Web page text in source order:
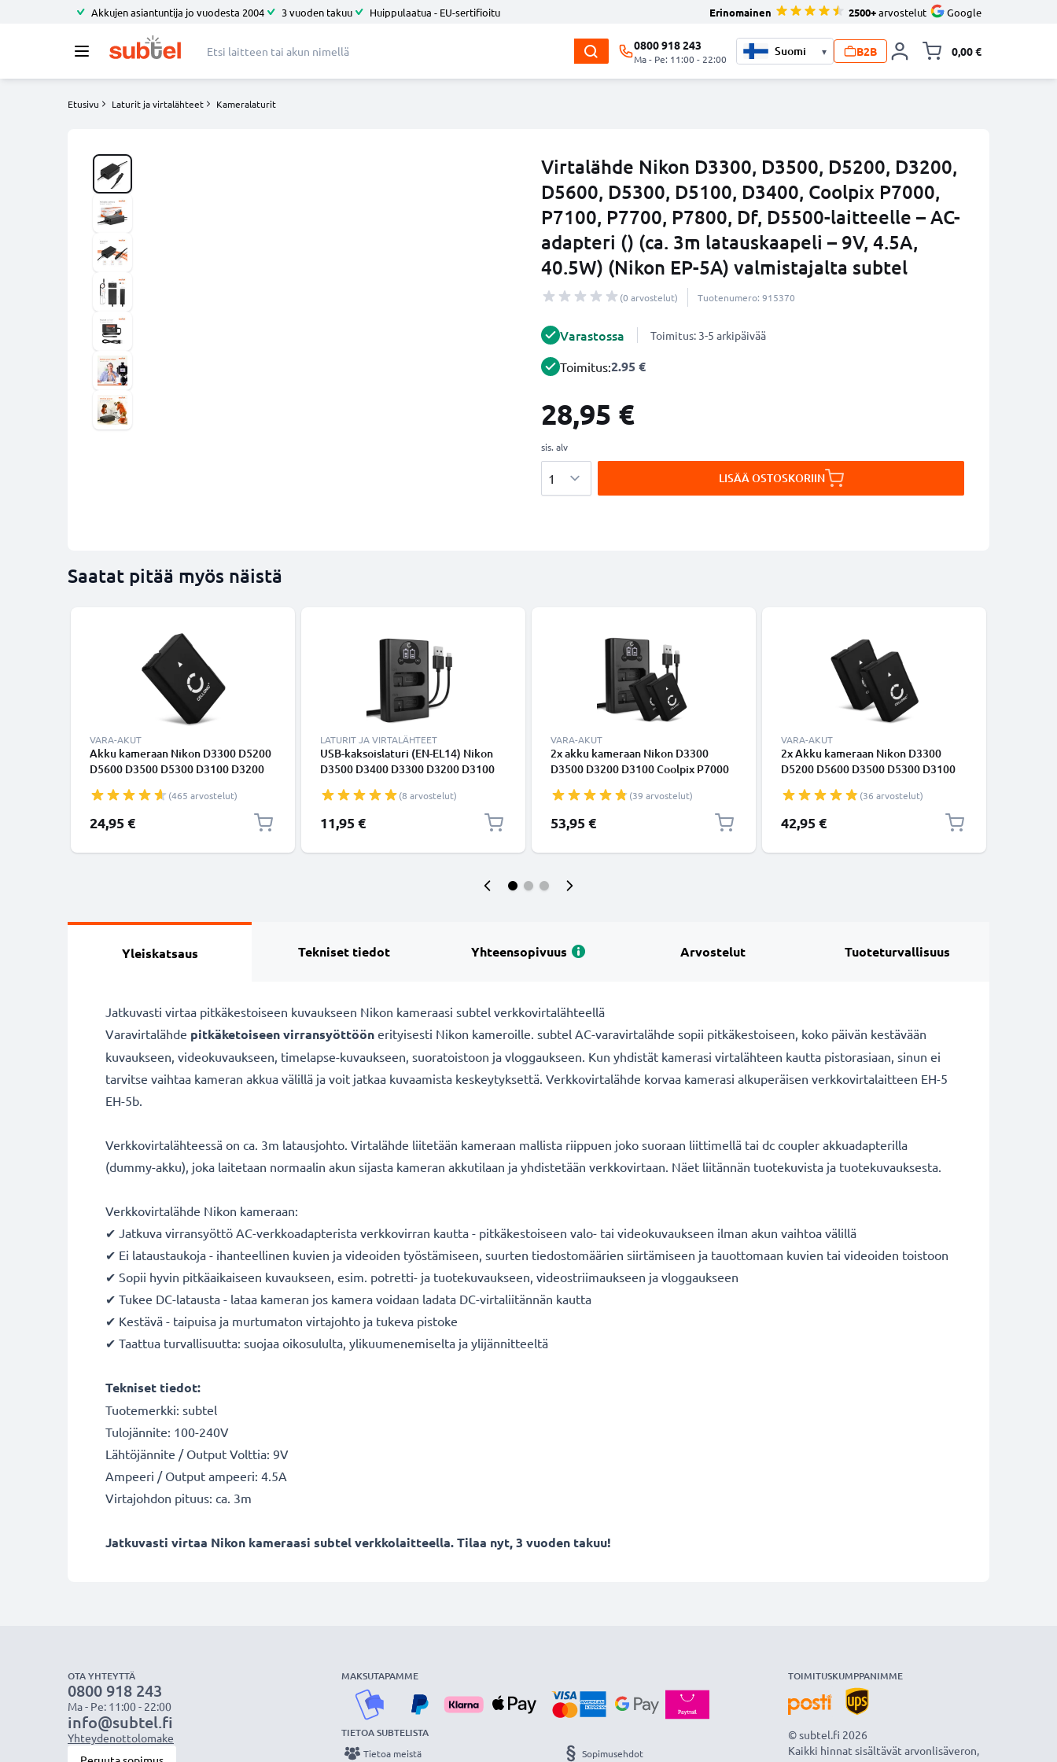
Akkujen asiantuntija jo vuodesta 2004 3 vuoden takuu Huippulaatua - EU-sertifioitu Erinomainen 2500+arvostelut Google
0800 918 243
Ma - Pe: 11:00 - 22:00
▾ B2B 0,00 €
Etusivu Laturit ja virtalähteet Kameralaturit
Virtalähde Nikon D3300, D3500, D5200, D3200,
D5600, D5300, D5100, D3400, Coolpix P7000,
P7100, P7700, P7800, Df, D5500-laitteelle – AC-
adapteri () (ca. 3m latauskaapeli – 9V, 4.5A,
40.5W) (Nikon EP-5A) valmistajalta subtel
(0 arvostelut) Tuotenumero: 915370
Varastossa Toimitus: 3-5 arkipäivää
Toimitus:2.95 €
28,95 €
sis. alv
LISÄÄ OSTOSKORIIN
Saatat pitää myös näistä
VARA-AKUT
Akku kameraan Nikon D3300 D5200
D5600 D3500 D5300 D3100 D3200
EL14 EN-EL14a - EN-EL14 EN-EL14a
(1050mAh, 7.4V) tuotemerkiltä
CELLONIC
(465 arvostelut)
24,95 €
LATURIT JA VIRTALÄHTEET
USB-kaksoislaturi (EN-EL14) Nikon
D3500 D3400 D3300 D3200 D3100
Df Coolpix P7000 P7100 P7800-
laitteille + 1m + USB Kaapeli
valmistajalta CELLONIC
(8 arvostelut)
11,95 €
VARA-AKUT
2x akku kameraan Nikon D3300
D3500 D3200 D3100 Coolpix P7000
EL14 EN-EL14a vaihtoakku, 1050mAh
+ Tupla Laturi MH-24
(39 arvostelut)
53,95 €
VARA-AKUT
2x Akku kameraan Nikon D3300
D5200 D5600 D3500 D5300 D3100
EL14a - EN-EL14, EN-EL14a
(1050mAh, 7.4V) tuotemerkiltä
CELLONIC
(36 arvostelut)
42,95 €
Yleiskatsaus Tekniset tiedot Yhteensopivuus Arvostelut Tuoteturvallisuus
Jatkuvasti virtaa pitkäkestoiseen kuvaukseen Nikon kameraasi subtel verkkovirtalähteellä
Varavirtalähde pitkäketoiseen virransyöttöön erityisesti Nikon kameroille. subtel AC-varavirtalähde sopii pitkäkestoiseen, koko päivän kestävään
kuvaukseen, videokuvaukseen, timelapse-kuvaukseen, suoratoistoon ja vloggaukseen. Kun yhdistät kamerasi virtalähteen kautta pistorasiaan, sinun ei
tarvitse vaihtaa kameran akkua välillä ja voit jatkaa kuvaamista keskeytyksettä. Verkkovirtalähde korvaa kamerasi alkuperäisen verkkovirtalaitteen EH-5
EH-5b.
Verkkovirtalähteessä on ca. 3m latausjohto. Virtalähde liitetään kameraan mallista riippuen joko suoraan liittimellä tai dc coupler akkuadapterilla
(dummy-akku), joka laitetaan normaalin akun sijasta kameran akkutilaan ja yhdistetään verkkovirtaan. Näet liitännän tuotekuvista ja tuotekuvauksesta.
Verkkovirtalähde Nikon kameraan:
✔ Jatkuva virransyöttö AC-verkkoadapterista verkkovirran kautta - pitkäkestoiseen valo- tai videokuvaukseen ilman akun vaihtoa välillä
✔ Ei lataustaukoja - ihanteellinen kuvien ja videoiden työstämiseen, suurten tiedostomäärien siirtämiseen ja tauottomaan kuvien tai videoiden toistoon
✔ Sopii hyvin pitkäaikaiseen kuvaukseen, esim. potretti- ja tuotekuvaukseen, videostriimaukseen ja vloggaukseen
✔ Tukee DC-latausta - lataa kameran jos kamera voidaan ladata DC-virtaliitännän kautta
✔ Kestävä - taipuisa ja murtumaton virtajohto ja tukeva pistoke
✔ Taattua turvallisuutta: suojaa oikosululta, ylikuumenemiselta ja ylijännitteeltä
Tekniset tiedot:
Tuotemerkki: subtel
Tulojännite: 100-240V
Lähtöjännite / Output Volttia: 9V
Ampeeri / Output ampeeri: 4.5A
Virtajohdon pituus: ca. 3m
Jatkuvasti virtaa Nikon kameraasi subtel verkkolaitteella. Tilaa nyt, 3 vuoden takuu!
OTA YHTEYTTÄ
0800 918 243
Ma - Pe: 11:00 - 22:00
info@subtel.fi
Yhteydenottolomake
MAKSUTAPAMME
TIETOA SUBTELISTA
Tietoa meistä Sopimusehdot
TOIMITUSKUMPPANIMME
© subtel.fi 2026
Kaikki hinnat sisältävät arvonlisäveron,